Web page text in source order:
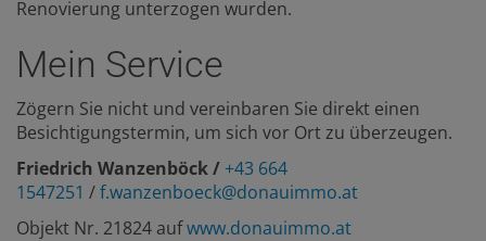
Renovierung unterzogen wurden.
Mein Service
Zögern Sie nicht und vereinbaren Sie direkt einen
Besichtigungstermin, um sich vor Ort zu überzeugen.
Friedrich Wanzenböck / +43 664
1547251 /f.wanzenboeck@donauimmo.at
Objekt Nr. 21824 aufwww.donauimmo.at